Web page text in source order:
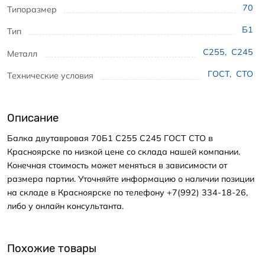
Типоразмер 70
Тип Б1
Металл С255, С245
Технические условия ГОСТ, СТО
Описание
Балка двутавровая 70Б1 С255 С245 ГОСТ СТО в
Красноярске по низкой цене со склада нашей компании.
Конечная стоимость может меняться в зависимости от
размера партии. Уточняйте информацию о наличии позиции
на складе в Красноярске по телефону +7(992) 334-18-26,
либо у онлайн консультанта.
Похожие товары